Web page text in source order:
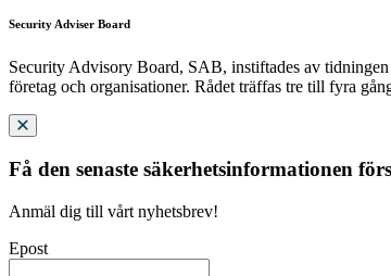
Security Adviser Board
Security Advisory Board, SAB, instiftades av
företag och organisationer. Rådet träffas tre till fyra
Få den senaste säkerhetsinformationen
Anmäl dig till vårt nyhetsbrev!
Epost